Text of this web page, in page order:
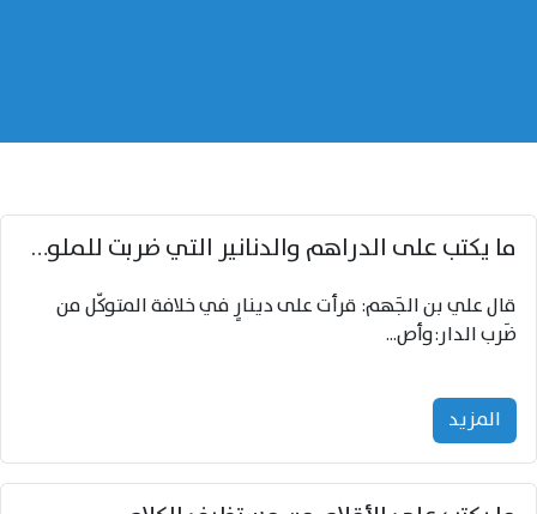
ما يكتب على الدراهم والدنانير التي ضربت للملوك في المقاصير
قال علي بن الجَهم: قرأت على دينارٍ في خلافة المتوكّل من
ضَرب الدار:وأص...
المزید